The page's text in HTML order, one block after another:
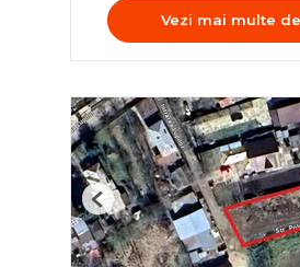
Vezi mai multe
Previous